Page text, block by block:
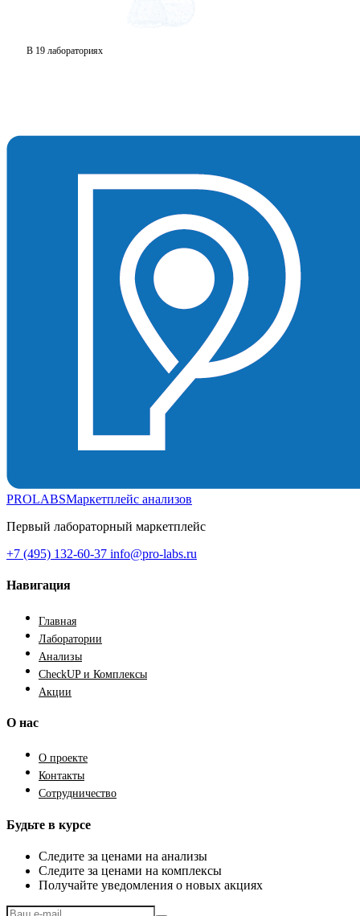
В 19 лабораториях
PROLABSМаркетплейс анализов
Первый лабораторный маркетплейс
+7 (495) 132-60-37 info@pro-labs.ru
Навигация
Главная
Лаборатории
Анализы
CheckUP и Комплексы
Акции
О нас
О проекте
Контакты
Сотрудничество
Будьте в курсе
Следите за ценами на анализы
Следите за ценами на комплексы
Получайте уведомления о новых акциях